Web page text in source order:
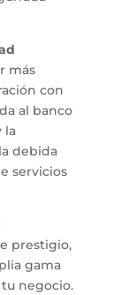
más
con
al banco
la
debida
servicios
prestigio,
gama
negocio.